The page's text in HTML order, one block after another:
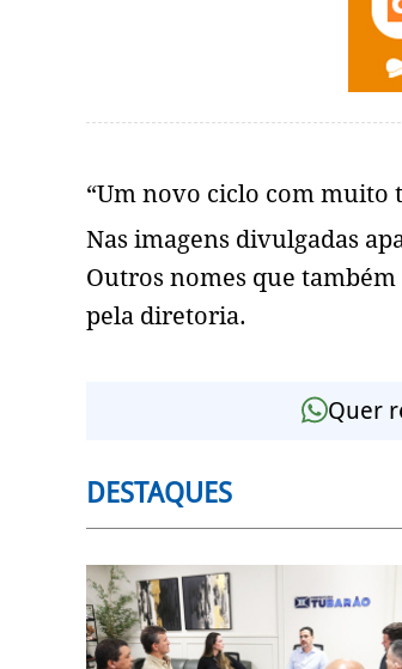
“Um novo ciclo com muito
Nas imagens divulgadas
Outros nomes que
pela diretoria.
Quer
DESTAQUES